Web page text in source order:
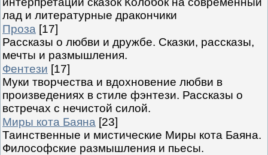
лад и литературные дракончики
Проза [17]
Рассказы о любви и дружбе. Сказки, рассказы,
мечты и размышления.
Фентези [17]
Муки творчества и вдохновение любви в
произведениях в стиле фэнтези. Рассказы о
встречах с нечистой силой.
Миры кота Баяна [23]
Таинственные и мистические Миры кота Баяна.
Философские размышления и пьесы.